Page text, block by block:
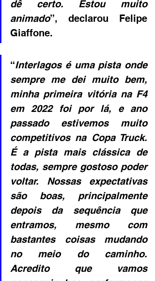
dê certo. Estou muito
animado”, declarou Felipe
Giaffone.
“Interlagos é uma pista onde
sempre me dei muito bem,
minha primeira vitória na F4
em 2022 foi por lá, e ano
passado estivemos muito
competitivos na Copa Truck.
É a pista mais clássica de
todas, sempre gostoso poder
voltar. Nossas expectativas
são boas, principalmente
depois da sequência que
entramos, mesmo com
bastantes coisas mudando
no meio do caminho.
Acredito que vamos